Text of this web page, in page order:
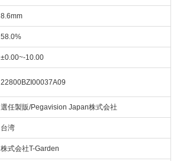
8.6mm
58.0%
±0.00~-10.00
22800BZI00037A09
選任製販/Pegavision Japan株式会社
台湾
株式会社T-Garden